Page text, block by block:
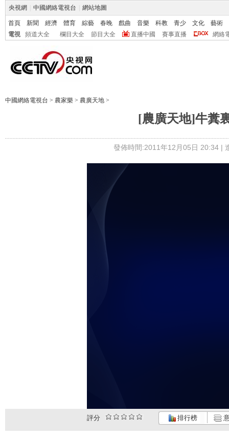
央視網 中國網絡電視台 網站地圖
首頁 新聞 經濟 體育 綜藝 春晚 戲曲 音樂 科教 青少 文化
藝術
電視
頻道大全 欄目大全 節目大全 直播中國 賽事直播 網絡
中國網絡電視台 > 農家樂 > 農廣天地 >
[農廣天地]牛糞
發佈時間:2011年12月05日 20:34 |
評分 排行榜